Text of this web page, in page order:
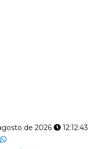
de 2026
12:12:43